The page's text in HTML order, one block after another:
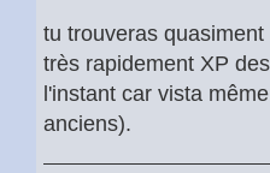
tu trouveras
très rapidement XP
l'instant car vista
anciens).